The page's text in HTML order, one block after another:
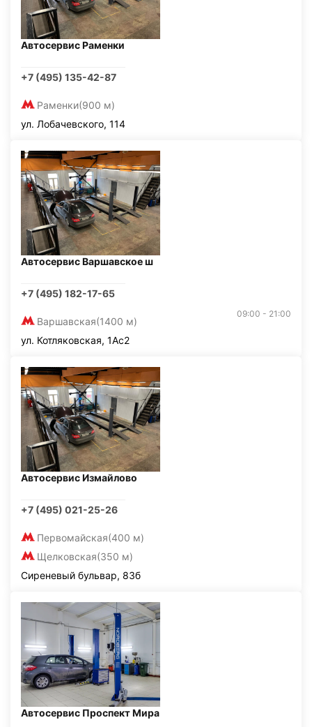
Автосервис Раменки
+7 (495) 135-42-87
Раменки(900 м)
ул. Лобачевского, 114
Автосервис Варшавское ш
+7 (495) 182-17-65
Варшавская(1400 м)
09:00 - 21:00
ул. Котляковская, 1Ас2
Автосервис Измайлово
+7 (495) 021-25-26
Первомайская(400 м)
Щелковская(350 м)
Сиреневый бульвар, 83б
Автосервис Проспект Мира